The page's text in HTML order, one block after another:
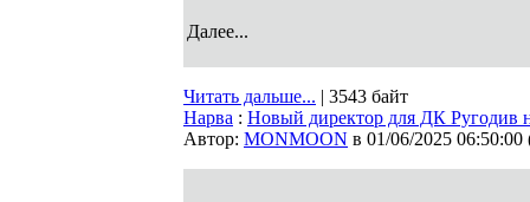
Далее...
Читать дальше... | 3543 байт
Нарва : Новый директор для ДК Ругодив
Автор: MONMOON в 01/06/2025 06:50:00